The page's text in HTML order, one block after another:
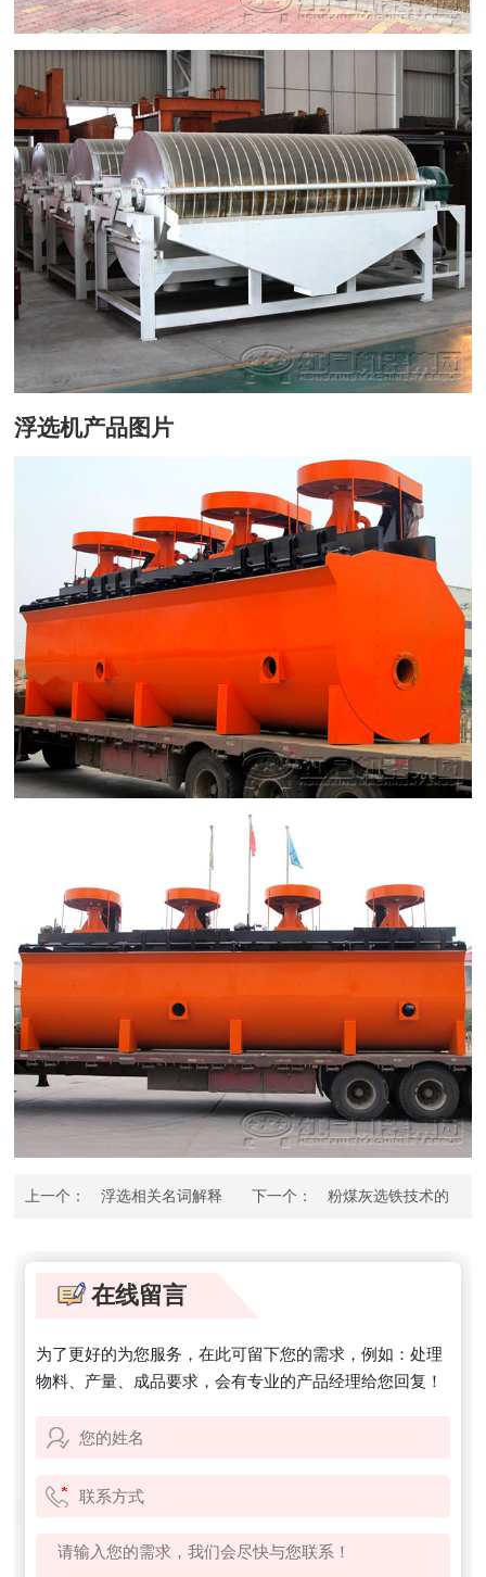
浮选机产品图片
上一个： 浮选相关名词解释 下一个：
粉煤灰选铁技术的
在线留言
为了更好的为您服务，在此可留下您的需求，例如：处理
物料、产量、成品要求，会有专业的产品经理给您回复！